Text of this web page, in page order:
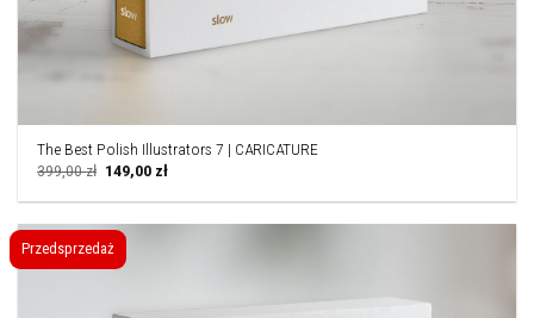
The Best Polish Illustrators 7 | CARICATURE
399,00zł Pierwotna
cena
wynosiła:
149,00 złAktualna
wynosi:
Przedsprzedaż